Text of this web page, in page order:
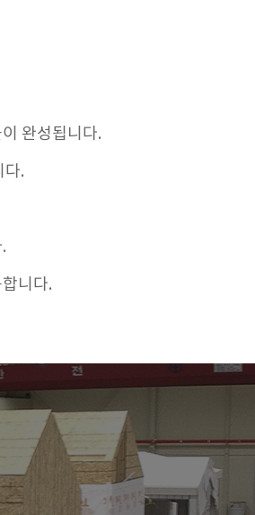
완성됩니다.
다.
니다.